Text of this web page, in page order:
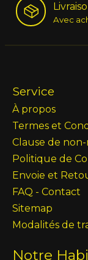
Avec
Service
À propos
Termes et
Clause de
Politique de
Envoie et
FAQ - Contact
Sitemap
Modalités de
Notre